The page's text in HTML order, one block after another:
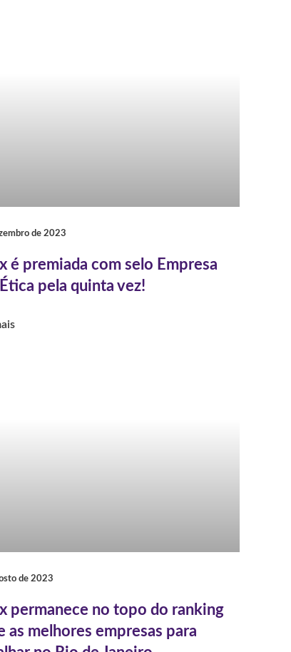
é premiada com selo Empresa
pela quinta vez!
de 2023
permanece no topo do ranking
as melhores empresas para
de 2023